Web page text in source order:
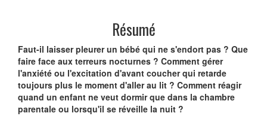
Résumé
Faut-il laisser pleurer un bébé qui ne s'endort pas ? Que
faire face aux terreurs nocturnes ? Comment gérer
l'anxiété ou l'excitation d'avant coucher qui retarde
toujours plus le moment d'aller au lit ? Comment réagir
quand un enfant ne veut dormir que dans la chambre
parentale ou lorsqu'il se réveille la nuit ?